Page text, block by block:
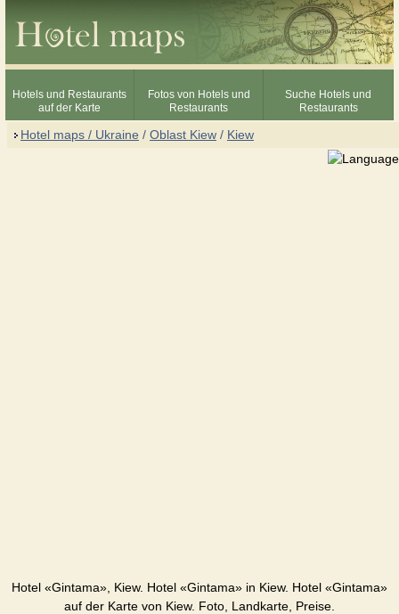
Hotels und Restaurants
auf der Karte
Fotos von Hotels und
Restaurants
Suche Hotels und
Restaurants
Hotel maps / Ukraine / Oblast Kiew / Kiew
Hotel «Gintama», Kiew. Hotel «Gintama» in Kiew. Hotel «Gintama»
auf der Karte von Kiew. Foto, Landkarte, Preise.